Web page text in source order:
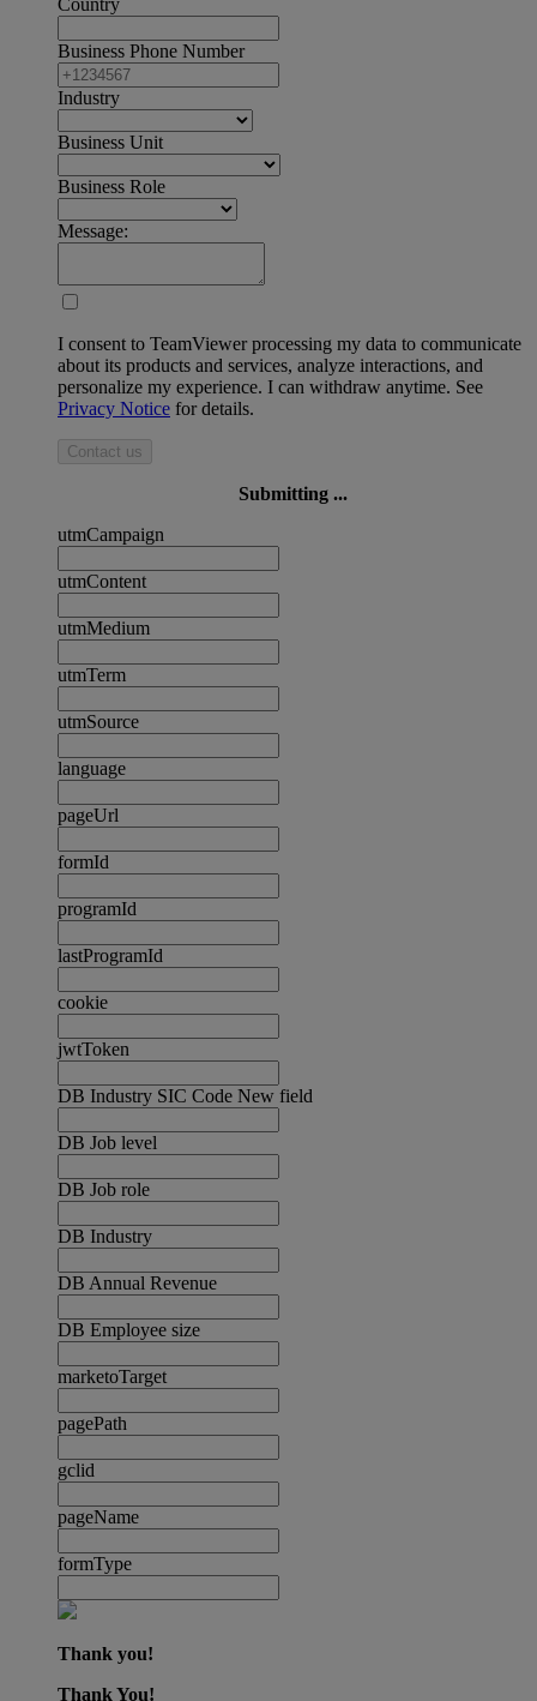
Country
Business Phone Number
Industry
Business Unit
Business Role
Message:
I consent to TeamViewer processing my data to communicate
about its products and services, analyze interactions, and
personalize my experience. I can withdraw anytime. See
Privacy Notice for details.
Contact us
Submitting ...
utmCampaign
utmContent
utmMedium
utmTerm
utmSource
language
pageUrl
formId
programId
lastProgramId
cookie
jwtToken
DB Industry SIC Code New field
DB Job level
DB Job role
DB Industry
DB Annual Revenue
DB Employee size
marketoTarget
pagePath
gclid
pageName
formType
Thank you!
Thank You!